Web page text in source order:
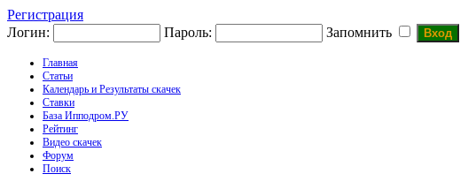
Регистрация
Логин:
Пароль: Запомнить
Главная
Статьи
Календарь и Результаты скачек
Ставки
База Ипподром.РУ
Рейтинг
Видео скачек
Форум
Поиск